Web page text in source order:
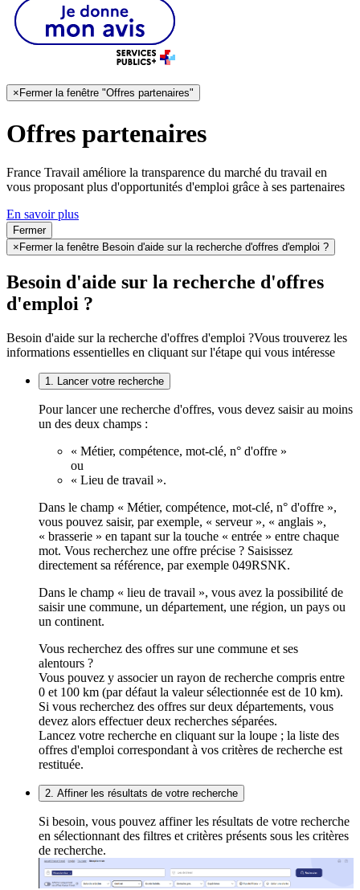
× Fermer la fenêtre "Offres partenaires"
Offres partenaires
France Travail améliore la transparence du marché du travail en
vous proposant plus d'opportunités d'emploi grâce à ses partenaires
En savoir plus
Fermer
× Fermer la fenêtre Besoin d'aide sur la recherche d'offres d'emploi ?
Besoin d'aide sur la recherche d'offres
d'emploi ?
Besoin d'aide sur la recherche d'offres d'emploi ?Vous trouverez les
informations essentielles en cliquant sur l'étape qui vous intéresse
1. Lancer votre recherche
Pour lancer une recherche d'offres, vous devez saisir au moins
un des deux champs :
« Métier, compétence, mot-clé, n° d'offre »
ou
« Lieu de travail ».
Dans le champ « Métier, compétence, mot-clé, n° d'offre »,
vous pouvez saisir, par exemple, « serveur », « anglais »,
« brasserie » en tapant sur la touche « entrée » entre chaque
mot. Vous recherchez une offre précise ? Saisissez
directement sa référence, par exemple 049RSNK.
Dans le champ « lieu de travail », vous avez la possibilité de
saisir une commune, un département, une région, un pays ou
un continent.
Vous recherchez des offres sur une commune et ses
alentours ?
Vous pouvez y associer un rayon de recherche compris entre
0 et 100 km (par défaut la valeur sélectionnée est de 10 km).
Si vous recherchez des offres sur deux départements, vous
devez alors effectuer deux recherches séparées.
Lancez votre recherche en cliquant sur la loupe ; la liste des
offres d'emploi correspondant à vos critères de recherche est
restituée.
2. Affiner les résultats de votre recherche
Si besoin, vous pouvez affiner les résultats de votre recherche
en sélectionnant des filtres et critères présents sous les critères
de recherche.